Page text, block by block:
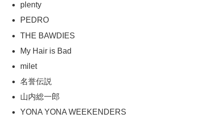
plenty
PEDRO
THE BAWDIES
My Hair is Bad
milet
名誉伝説
山内総一郎
YONA YONA WEEKENDERS